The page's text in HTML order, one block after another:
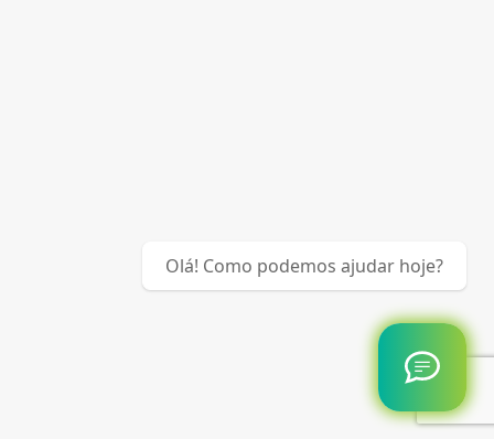
Olá! Como podemos ajudar hoje?